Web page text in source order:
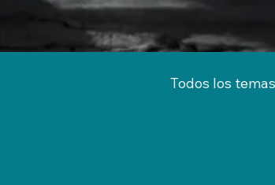
Todos los temas